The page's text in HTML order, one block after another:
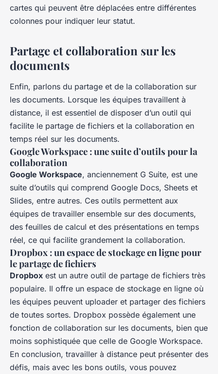
cartes qui peuvent être déplacées entre différentes
colonnes pour indiquer leur statut.
Partage et collaboration sur les
documents
Enfin, parlons du partage et de la collaboration sur
les documents. Lorsque les équipes travaillent à
distance, il est essentiel de disposer d’un outil qui
facilite le partage de fichiers et la collaboration en
temps réel sur les documents.
Google Workspace : une suite d’outils pour la
collaboration
Google Workspace, anciennement G Suite, est une
suite d’outils qui comprend Google Docs, Sheets et
Slides, entre autres. Ces outils permettent aux
équipes de travailler ensemble sur des documents,
des feuilles de calcul et des présentations en temps
réel, ce qui facilite grandement la collaboration.
Dropbox : un espace de stockage en ligne pour
le partage de fichiers
Dropbox est un autre outil de partage de fichiers très
populaire. Il offre un espace de stockage en ligne où
les équipes peuvent uploader et partager des fichiers
de toutes sortes. Dropbox possède également une
fonction de collaboration sur les documents, bien que
moins sophistiquée que celle de Google Workspace.
En conclusion, travailler à distance peut présenter des
défis, mais avec les bons outils, vous pouvez